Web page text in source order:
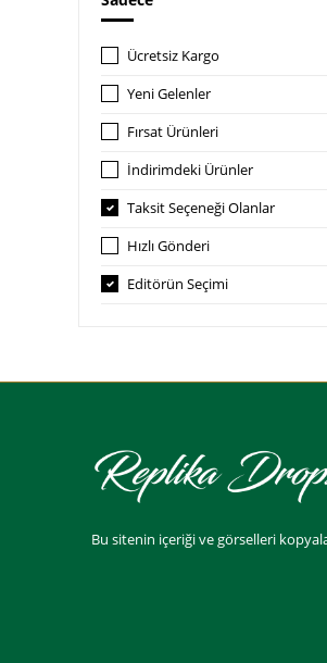
Ücretsiz Kargo
Yeni Gelenler
Fırsat Ürünleri
İndirimdeki Ürünler
Taksit Seçeneği Olanlar
Hızlı Gönderi
Editörün Seçimi
Bu sitenin içeriği ve görselleri